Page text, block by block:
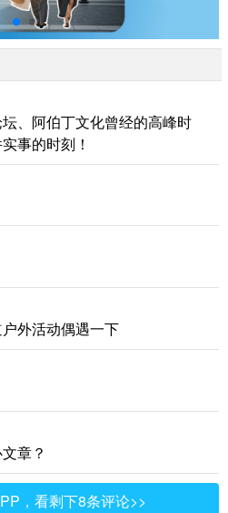
、阿伯丁文化曾经的高峰时
事的时刻！
外活动偶遇一下
章？
，看剩下8条评论>>